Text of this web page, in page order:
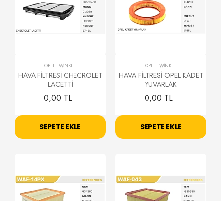
OPEL-WİNKEL
HAVA FİLTRESİ CHECROLET
LACETTİ
0,00 TL
SEPETE EKLE
OPEL-WİNKEL
HAVA FİLTRESİ OPEL KADET
YUVARLAK
0,00 TL
SEPETE EKLE